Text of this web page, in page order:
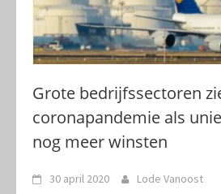
Grote bedrijfssectoren
coronapandemie als
nog meer winsten
30 april 2020 Lode Vanoost